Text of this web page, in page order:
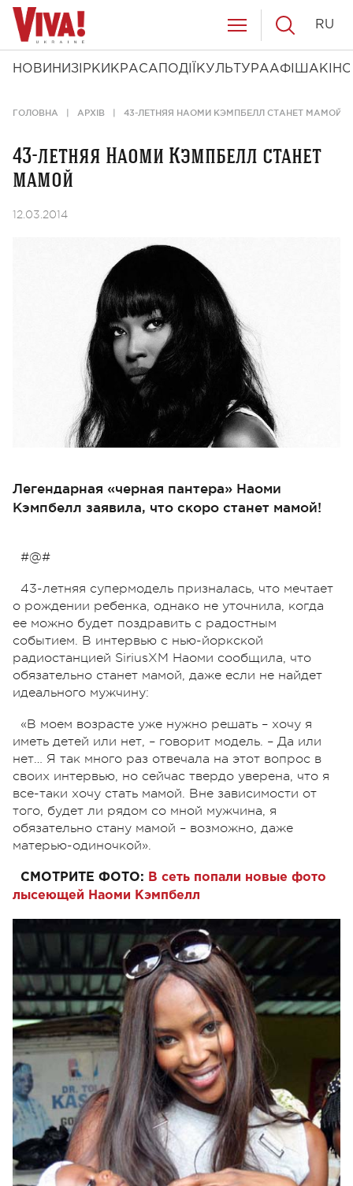
НОВИНИ ЗІРКИ КРАСА ПОДІЇ КУЛЬТУРААФІША КІНО
RU
ГОЛОВНА АРХІВ 43-ЛЕТНЯЯ НАОМИ КЭМПБЕЛЛ СТАНЕТ МАМОЙ
43-летняя Наоми Кэмпбелл станет
мамой
12.03.2014
Легендарная «черная пантера» Наоми
Кэмпбелл заявила, что скоро станет мамой!
#@#
43-летняя супермодель призналась, что мечтает
о рождении ребенка, однако не уточнила, когда
ее можно будет поздравить с радостным
событием. В интервью с нью-йоркской
радиостанцией SiriusXM Наоми сообщила, что
обязательно станет мамой, даже если не найдет
идеального мужчину:
«В моем возрасте уже нужно решать – хочу я
иметь детей или нет, – говорит модель. – Да или
нет… Я так много раз отвечала на этот вопрос в
своих интервью, но сейчас твердо уверена, что я
все-таки хочу стать мамой. Вне зависимости от
того, будет ли рядом со мной мужчина, я
обязательно стану мамой – возможно, даже
матерью-одиночкой».
СМОТРИТЕ ФОТО: В сеть попали новые фото
лысеющей Наоми Кэмпбелл